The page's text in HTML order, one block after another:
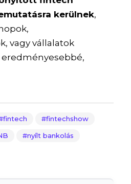
kerülnek,
vagy vállalatok
fintech fintechshow
nyílt bankolás